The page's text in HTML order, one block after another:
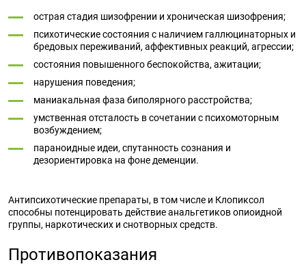
острая стадия шизофрении и хроническая шизофрения;
психотические состояния с наличием галлюцинаторных и
бредовых переживаний, аффективных реакций, агрессии;
состояния повышенного беспокойства, ажитации;
нарушения поведения;
маниакальная фаза биполярного расстройства;
умственная отсталость в сочетании с психомоторным
возбуждением;
параноидные идеи, спутанность сознания и
дезориентировка на фоне деменции.
Антипсихотические препараты, в том числе и Клопиксол
способны потенцировать действие анальгетиков опиоидной
группы, наркотических и снотворных средств.
Противопоказания